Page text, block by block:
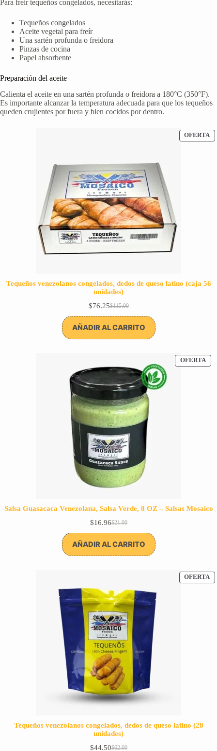
Para freír tequeños congelados, necesitarás:
Tequeños congelados
Aceite vegetal para freír
Una sartén profunda o freidora
Pinzas de cocina
Papel absorbente
Preparación del aceite
Calienta el aceite en una sartén profunda o freidora a 180°C (350°F).
Es importante alcanzar la temperatura adecuada para que los tequeños
queden crujientes por fuera y bien cocidos por dentro.
OFERTA
Tequeños venezolanos congelados, dedos de queso latino (caja 56
unidades)
$115.00
El
precio
original
$76.25El
precio
actual
AÑADIR AL CARRITO
OFERTA
EN
Salsa Guasacaca Venezolana, Salsa Verde, 8 OZ – Salsas Mosaico
$21.00
El
precio
original
$16.96El
precio
actual
AÑADIR AL CARRITO
OFERTA
Tequeños venezolanos congelados, dedos de queso latino (28
unidades)
$62.00
$44.50